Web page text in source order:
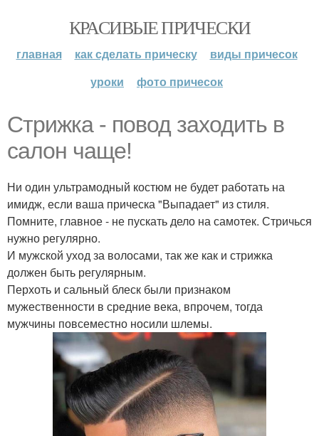
КРАСИВЫЕ ПРИЧЕСКИ
главная как сделать прическу
виды причесок
уроки
фото причесок
Стрижка - повод заходить в
салон чаще!
Ни один ультрамодный костюм не будет работать на
имидж, если ваша прическа "Выпадает" из стиля.
Помните, главное - не пускать дело на самотек. Стричься
нужно регулярно.
И мужской уход за волосами, так же как и стрижка
должен быть регулярным.
Перхоть и сальный блеск были признаком
мужественности в средние века, впрочем, тогда
мужчины повсеместно носили шлемы.